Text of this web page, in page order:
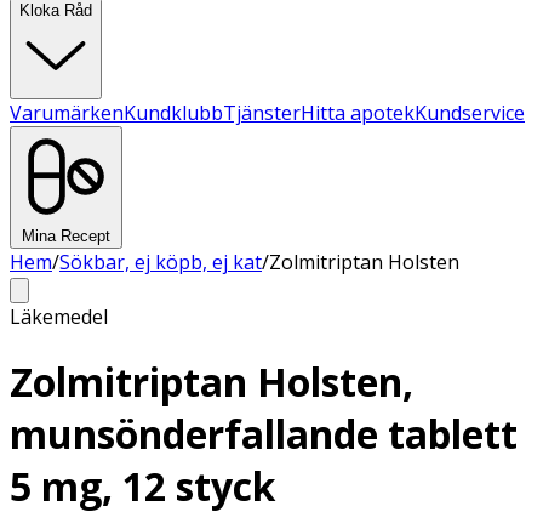
Kloka Råd
VarumärkenKundklubbTjänsterHitta apotekKundservice
Mina Recept
Hem/Sökbar, ej köpb, ej kat/Zolmitriptan Holsten
Läkemedel
Zolmitriptan Holsten,
munsönderfallande tablett
5 mg, 12 styck